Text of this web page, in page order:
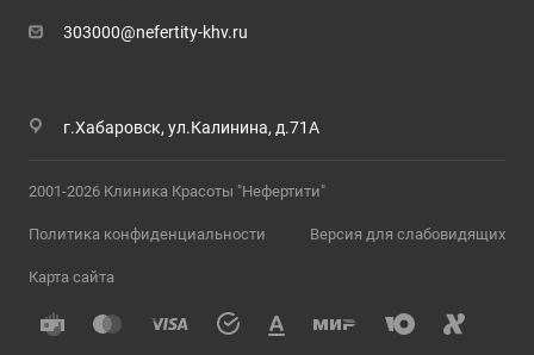
303000@nefertity-khv.ru
г.Хабаровск, ул.Калинина, д.71А
2001-2026 Клиника Красоты "Нефертити"
Политика конфиденциальности Версия для слабовидящих
Карта сайта